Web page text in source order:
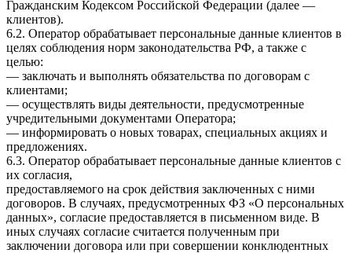
Гражданским Кодексом Российской Федерации (далее —
клиентов).
6.2. Оператор обрабатывает персональные данные клиентов в
целях соблюдения норм законодательства РФ, а также с
целью:
— заключать и выполнять обязательства по договорам с
клиентами;
— осуществлять виды деятельности, предусмотренные
учредительными документами Оператора;
— информировать о новых товарах, специальных акциях и
предложениях.
6.3. Оператор обрабатывает персональные данные клиентов с
их согласия,
предоставляемого на срок действия заключенных с ними
договоров. В случаях, предусмотренных ФЗ «О персональных
данных», согласие предоставляется в письменном виде. В
иных случаях согласие считается полученным при
заключении договора или при совершении конклюдентных